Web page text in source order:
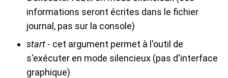
informations seront écrites dans le fichier
journal, pas sur la console)
start - cet argument permet à l'outil de
s'exécuter en mode silencieux (pas d'interface
graphique)